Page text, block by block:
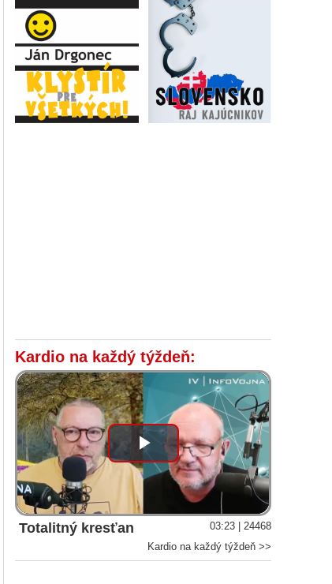
Kardio na každý týždeň:
Play
Video
Totalitný kresťan
03:23 | 24468
Kardio na každý týždeň >>